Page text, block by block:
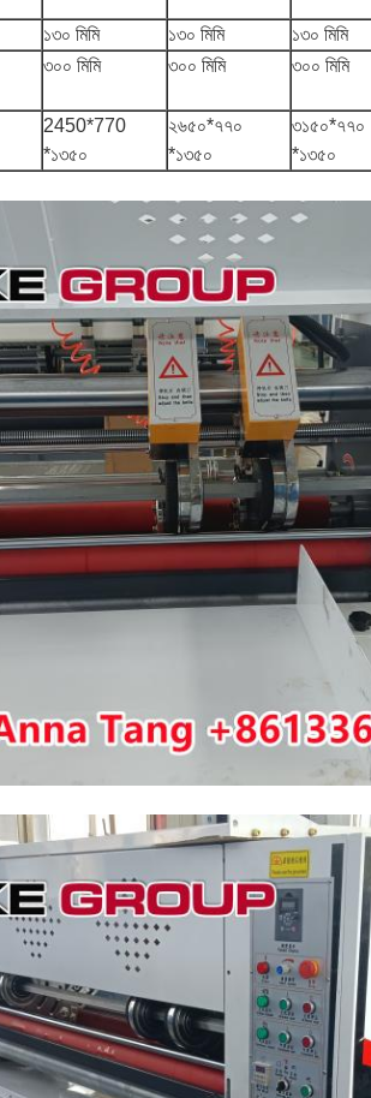
১৩০ মিমি ১৩০ মিমি ১৩০ মিমি
৩০০ মিমি ৩০০ মিমি ৩০০ মিমি
2450*770
*১৩৫০
২৬৫০*৭৭০
*১৩৫০
৩১৫০*৭৭০
*১৩৫০